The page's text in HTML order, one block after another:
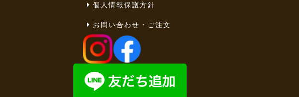
個人情報保護方針
お問い合わせ・ご注文